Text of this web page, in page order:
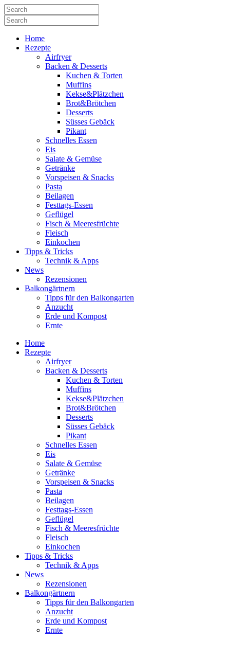
Home
Rezepte
Airfryer
Backen & Desserts
Kuchen & Torten
Muffins
Kekse&Plätzchen
Brot&Brötchen
Desserts
Süsses Gebäck
Pikant
Schnelles Essen
Eis
Salate & Gemüse
Getränke
Vorspeisen & Snacks
Pasta
Beilagen
Festtags-Essen
Geflügel
Fisch & Meeresfrüchte
Fleisch
Einkochen
Tipps & Tricks
Technik & Apps
News
Rezensionen
Balkongärtnern
Tipps für den Balkongarten
Anzucht
Erde und Kompost
Ernte
Home
Rezepte
Airfryer
Backen & Desserts
Kuchen & Torten
Muffins
Kekse&Plätzchen
Brot&Brötchen
Desserts
Süsses Gebäck
Pikant
Schnelles Essen
Eis
Salate & Gemüse
Getränke
Vorspeisen & Snacks
Pasta
Beilagen
Festtags-Essen
Geflügel
Fisch & Meeresfrüchte
Fleisch
Einkochen
Tipps & Tricks
Technik & Apps
News
Rezensionen
Balkongärtnern
Tipps für den Balkongarten
Anzucht
Erde und Kompost
Ernte